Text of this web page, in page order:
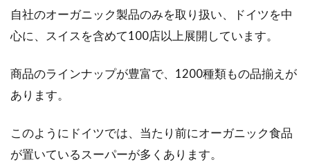
自社のオーガニック製品のみを取り扱い、ドイツを中
心に、スイスを含めて100店以上展開しています。
商品のラインナップが豊富で、1200種類もの品揃えが
あります。
このようにドイツでは、当たり前にオーガニック食品
が置いているスーパーが多くあります。